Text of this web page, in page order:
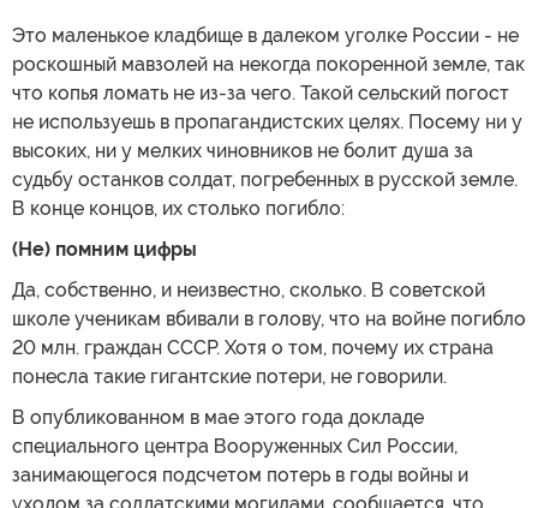
Это маленькое кладбище в далеком уголке России - не
роскошный мавзолей на некогда покоренной земле, так
что копья ломать не из-за чего. Такой сельский погост
не используешь в пропагандистских целях. Посему ни у
высоких, ни у мелких чиновников не болит душа за
судьбу останков солдат, погребенных в русской земле.
В конце концов, их столько погибло:
(Не) помним цифры
Да, собственно, и неизвестно, сколько. В советской
школе ученикам вбивали в голову, что на войне погибло
20 млн. граждан СССР. Хотя о том, почему их страна
понесла такие гигантские потери, не говорили.
В опубликованном в мае этого года докладе
специального центра Вооруженных Сил России,
занимающегося подсчетом потерь в годы войны и